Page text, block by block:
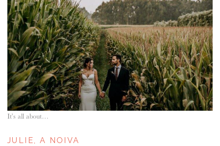
It’s all about…
JULIE, A NOIVA